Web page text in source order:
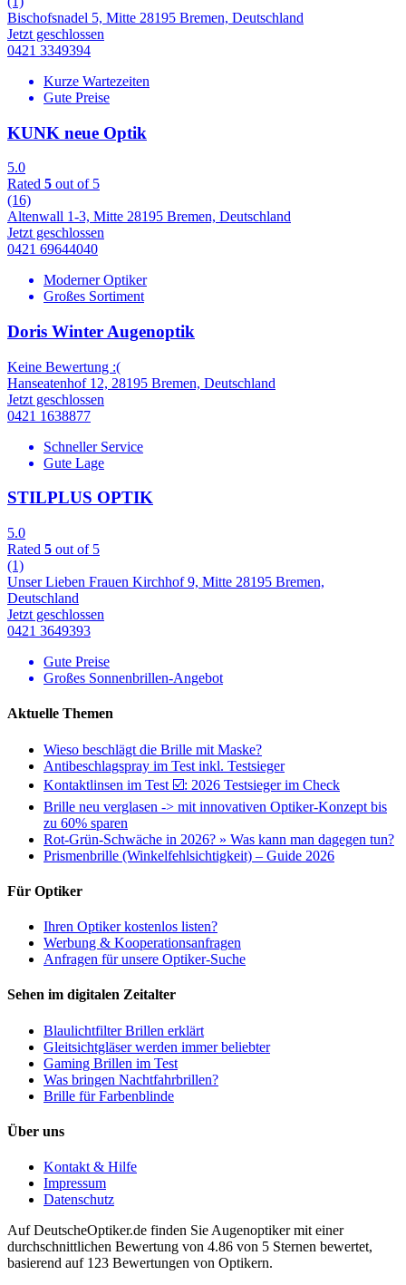
Bischofsnadel 5, Mitte 28195 Bremen, Deutschland
Jetzt geschlossen
0421 3349394
Kurze Wartezeiten
Gute Preise
KUNK neue Optik
5.0
Rated 5 out of 5
(16)
Altenwall 1-3, Mitte 28195 Bremen, Deutschland
Jetzt geschlossen
0421 69644040
Moderner Optiker
Großes Sortiment
Doris Winter Augenoptik
Keine Bewertung :(
Hanseatenhof 12, 28195 Bremen, Deutschland
Jetzt geschlossen
0421 1638877
Schneller Service
Gute Lage
STILPLUS OPTIK
5.0
Rated 5 out of 5
(1)
Unser Lieben Frauen Kirchhof 9, Mitte 28195 Bremen,
Deutschland
Jetzt geschlossen
0421 3649393
Gute Preise
Großes Sonnenbrillen-Angebot
Aktuelle Themen
Wieso beschlägt die Brille mit Maske?
Antibeschlagspray im Test inkl. Testsieger
Kontaktlinsen im Test ☑️: 2026 Testsieger im Check
Brille neu verglasen -> mit innovativen Optiker-Konzept bis
zu 60% sparen
Rot-Grün-Schwäche in 2026? » Was kann man dagegen tun?
Prismenbrille (Winkelfehlsichtigkeit) – Guide 2026
Für Optiker
Ihren Optiker kostenlos listen?
Werbung & Kooperationsanfragen
Anfragen für unsere Optiker-Suche
Sehen im digitalen Zeitalter
Blaulichtfilter Brillen erklärt
Gleitsichtgläser werden immer beliebter
Gaming Brillen im Test
Was bringen Nachtfahrbrillen?
Brille für Farbenblinde
Über uns
Kontakt & Hilfe
Impressum
Datenschutz
AufDeutscheOptiker.de finden Sie Augenoptiker mit einer
durchschnittlichen Bewertung von 4.86 von 5 Sternen bewertet,
basierend auf 123 Bewertungen von Optikern.